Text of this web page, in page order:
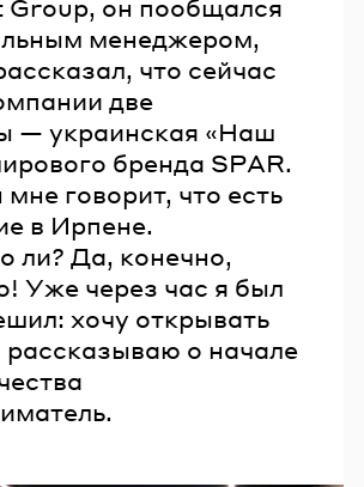
Group, он пообщался
менеджером,
что сейчас
две
— украинская «Наш
бренда SPAR.
говорит, что есть
в Ирпене.
ли? Да, конечно,
Уже через час я был
хочу открывать
о начале